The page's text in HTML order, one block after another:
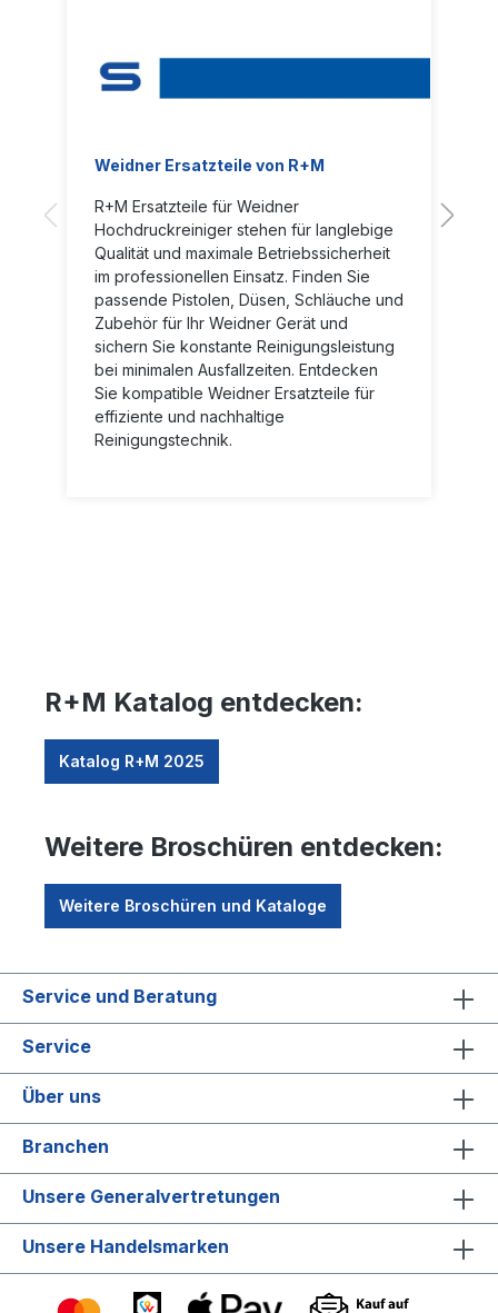
Weidner Ersatzteile von R+M
R+M Ersatzteile für Weidner
Hochdruckreiniger stehen für langlebige
Qualität und maximale Betriebssicherheit
im professionellen Einsatz. Finden Sie
passende Pistolen, Düsen, Schläuche und
Zubehör für Ihr Weidner Gerät und
sichern Sie konstante Reinigungsleistung
bei minimalen Ausfallzeiten. Entdecken
Sie kompatible Weidner Ersatzteile für
effiziente und nachhaltige
Reinigungstechnik.
R+M Katalog entdecken:
Katalog R+M 2025
Weitere Broschüren entdecken:
Weitere Broschüren und Kataloge
Service und Beratung
Service
Über uns
Branchen
Unsere Generalvertretungen
Unsere Handelsmarken